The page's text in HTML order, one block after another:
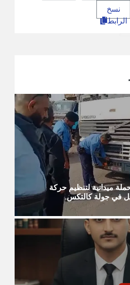
نسخ
الرابط
ميدانية لتنظيم حركة
في جولة كالتكس.